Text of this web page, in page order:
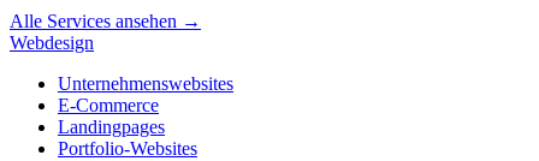
Alle Services ansehen →
Webdesign
Unternehmenswebsites
E-Commerce
Landingpages
Portfolio-Websites